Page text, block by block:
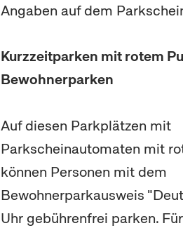
Angaben auf dem
Kurzzeitparken mit rotem
Bewohnerparken
Auf diesen Parkplätzen mit
Parkscheinautomaten mit
können Personen mit dem
Bewohnerparkausweis
Uhr gebührenfrei parken.